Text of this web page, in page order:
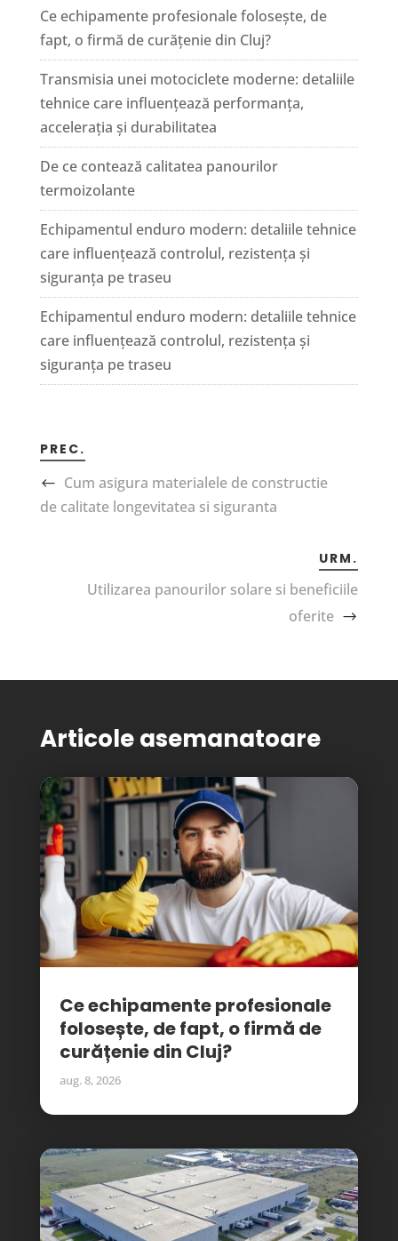
Ce echipamente profesionale folosește, de
fapt, o firmă de curățenie din Cluj?
Transmisia unei motociclete moderne: detaliile
tehnice care influențează performanța,
accelerația și durabilitatea
De ce contează calitatea panourilor
termoizolante
Echipamentul enduro modern: detaliile tehnice
care influențează controlul, rezistența și
siguranța pe traseu
Echipamentul enduro modern: detaliile tehnice
care influențează controlul, rezistența și
siguranța pe traseu
PREC.
Cum asigura materialele de constructie
de calitate longevitatea si siguranta
URM.
Utilizarea panourilor solare si beneficiile
oferite
Articole asemanatoare
Ce echipamente profesionale
folosește, de fapt, o firmă de
curățenie din Cluj?
aug. 8, 2026